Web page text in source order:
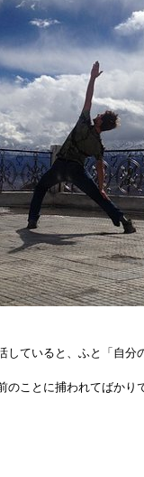
ていると、ふと「自
のことに捕われてばか